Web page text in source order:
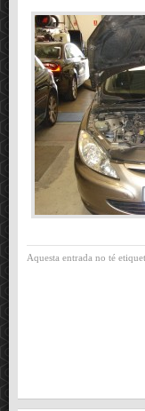
Aquesta entrada no té